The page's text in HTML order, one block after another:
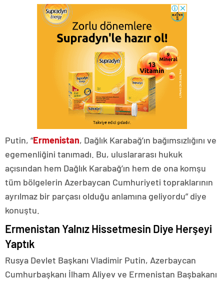
Putin, “Ermenistan, Dağlık Karabağ’ın bağımsızlığını ve
egemenliğini tanımadı. Bu, uluslararası hukuk
açısından hem Dağlık Karabağ’ın hem de ona komşu
tüm bölgelerin Azerbaycan Cumhuriyeti topraklarının
ayrılmaz bir parçası olduğu anlamına geliyordu” diye
konuştu.
Ermenistan Yalnız Hissetmesin Diye Herşeyi
Yaptık
Rusya Devlet Başkanı Vladimir Putin, Azerbaycan
Cumhurbaşkanı İlham Aliyev ve Ermenistan Başbakanı